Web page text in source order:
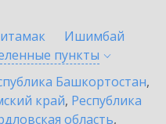
Ишимбай
пункты
Башкортостан,
край, Республика
область,